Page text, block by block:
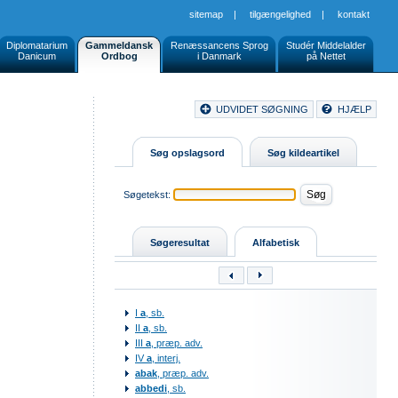
sitemap | tilgængelighed | kontakt
Diplomatarium
Danicum
Gammeldansk
Ordbog
Renæssancens Sprog
i Danmark
Studér Middelalder
på Nettet
UDVIDET SØGNING HJÆLP
Søg opslagsord Søg kildeartikel
Søgetekst:
Søgeresultat Alfabetisk
I a , sb.
II a , sb.
III a , præp. adv.
IVa , interj.
abak , præp. adv.
abbedi , sb.